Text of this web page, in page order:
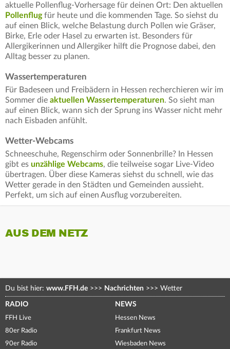
aktuelle Pollenflug-Vorhersage für deinen Ort: Den aktuellen
Pollenflugfür heute und die kommenden Tage. So siehst du
auf einen Blick, welche Belastung durch Pollen wie Gräser,
Birke, Erle oder Hasel zu erwarten ist. Besonders für
Allergikerinnen und Allergiker hilft die Prognose dabei, den
Alltag besser zu planen.
Wassertemperaturen
Für Badeseen und Freibädern in Hessen recherchieren wir im
Sommer die aktuellen Wassertemperaturen. So sieht man
auf einen Blick, wann sich der Sprung ins Wasser nicht mehr
nach Eisbaden anfühlt.
Wetter-Webcams
Schneeschuhe, Regenschirm oder Sonnenbrille? In Hessen
gibt es unzählige Webcams, die teilweise sogar Live-Video
übertragen. Über diese Kameras siehst du schnell, wie das
Wetter gerade in den Städten und Gemeinden aussieht.
Perfekt, um sich auf einen Ausflug vorzubereiten.
AUS DEM NETZ
Du bist hier: www.FFH.de >>> Nachrichten >>> Wetter
RADIO
FFH Live
80er Radio
90er Radio
NEWS
Hessen News
Frankfurt News
Wiesbaden News